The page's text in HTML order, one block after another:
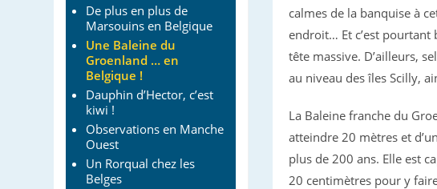
calmes de la banquise à
endroit… Et c’est pourtant
tête massive. D’ailleurs,
au niveau des îles Scilly,
La Baleine franche du
atteindre 20 mètres et
plus de 200 ans. Elle est
20 centimètres pour y
De plus en plus de
Marsouins en Belgique
Une Baleine du
Groenland … en
Belgique !
Dauphin d’Hector, c’est
kiwi !
Observations en Manche
Ouest
Un Rorqual chez les
Belges